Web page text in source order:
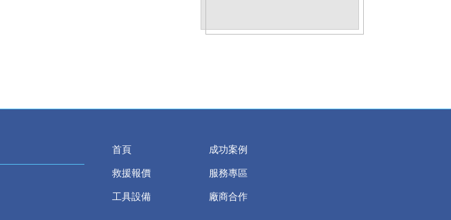
首頁
成功案例
救援報價
服務專區
工具設備
廠商合作